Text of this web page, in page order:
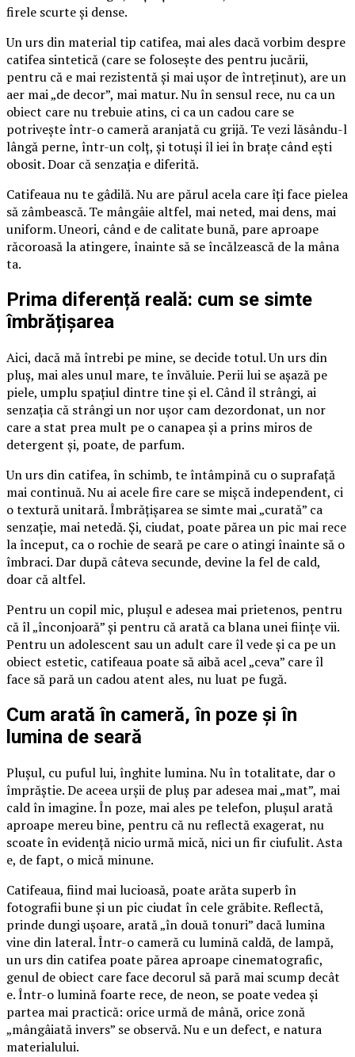
firele scurte și dense.
Un urs din material tip catifea, mai ales dacă vorbim despre
catifea sintetică (care se folosește des pentru jucării,
pentru că e mai rezistentă și mai ușor de întreținut), are un
aer mai „de decor”, mai matur. Nu în sensul rece, nu ca un
obiect care nu trebuie atins, ci ca un cadou care se
potrivește într-o cameră aranjată cu grijă. Te vezi lăsându-l
lângă perne, într-un colț, și totuși îl iei în brațe când ești
obosit. Doar că senzația e diferită.
Catifeaua nu te gâdilă. Nu are părul acela care îți face pielea
să zâmbească. Te mângâie altfel, mai neted, mai dens, mai
uniform. Uneori, când e de calitate bună, pare aproape
răcoroasă la atingere, înainte să se încălzească de la mâna
ta.
Prima diferență reală: cum se simte
îmbrățișarea
Aici, dacă mă întrebi pe mine, se decide totul. Un urs din
pluș, mai ales unul mare, te învăluie. Perii lui se așază pe
piele, umplu spațiul dintre tine și el. Când îl strângi, ai
senzația că strângi un nor ușor cam dezordonat, un nor
care a stat prea mult pe o canapea și a prins miros de
detergent și, poate, de parfum.
Un urs din catifea, în schimb, te întâmpină cu o suprafață
mai continuă. Nu ai acele fire care se mișcă independent, ci
o textură unitară. Îmbrățișarea se simte mai „curată” ca
senzație, mai netedă. Și, ciudat, poate părea un pic mai rece
la început, ca o rochie de seară pe care o atingi înainte să o
îmbraci. Dar după câteva secunde, devine la fel de cald,
doar că altfel.
Pentru un copil mic, plușul e adesea mai prietenos, pentru
că îl „înconjoară” și pentru că arată ca blana unei ființe vii.
Pentru un adolescent sau un adult care îl vede și ca pe un
obiect estetic, catifeaua poate să aibă acel „ceva” care îl
face să pară un cadou atent ales, nu luat pe fugă.
Cum arată în cameră, în poze și în
lumina de seară
Plușul, cu puful lui, înghite lumina. Nu în totalitate, dar o
împrăștie. De aceea urșii de pluș par adesea mai „mat”, mai
cald în imagine. În poze, mai ales pe telefon, plușul arată
aproape mereu bine, pentru că nu reflectă exagerat, nu
scoate în evidență nicio urmă mică, nici un fir ciufulit. Asta
e, de fapt, o mică minune.
Catifeaua, fiind mai lucioasă, poate arăta superb în
fotografii bune și un pic ciudat în cele grăbite. Reflectă,
prinde dungi ușoare, arată „în două tonuri” dacă lumina
vine din lateral. Într-o cameră cu lumină caldă, de lampă,
un urs din catifea poate părea aproape cinematografic,
genul de obiect care face decorul să pară mai scump decât
e. Într-o lumină foarte rece, de neon, se poate vedea și
partea mai practică: orice urmă de mână, orice zonă
„mângâiată invers” se observă. Nu e un defect, e natura
materialului.